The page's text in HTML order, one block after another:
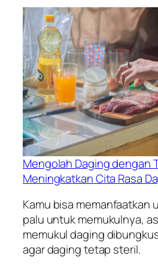
Mengolah Daging dengan
Meningkatkan Cita Rasa
Kamu bisa memanfaatkan
palu untuk memukulnya,
memukul daging
agar daging tetap steril.